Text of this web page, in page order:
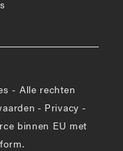
- Alle rechten
- Privacy -
binnen EU met